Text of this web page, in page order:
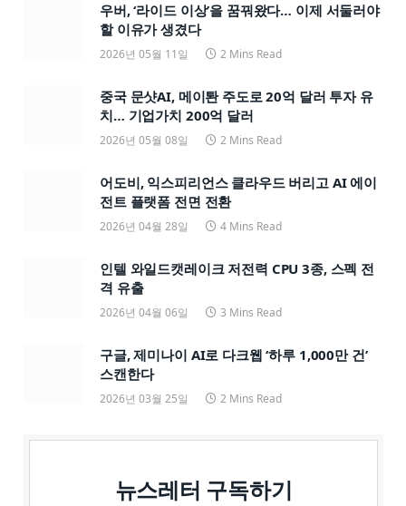
우버, ‘라이드 이상’을 꿈꿔왔다… 이제 서둘러야
할 이유가 생겼다
2026년 05월 11일 2 Mins Read
중국 문샷AI, 메이퇀 주도로 20억 달러 투자 유
치… 기업가치 200억 달러
2026년 05월 08일 2 Mins Read
어도비, 익스피리언스 클라우드 버리고 AI 에이
전트 플랫폼 전면 전환
2026년 04월 28일 4 Mins Read
인텔 와일드캣레이크 저전력 CPU 3종, 스펙 전
격 유출
2026년 04월 06일 3 Mins Read
구글, 제미나이 AI로 다크웹 ‘하루 1,000만 건’
스캔한다
2026년 03월 25일 2 Mins Read
뉴스레터 구독하기